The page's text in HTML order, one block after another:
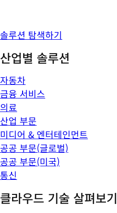
솔루션 탐색하기
산업별 솔루션
자동차
금융 서비스
의료
산업 부문
미디어 & 엔터테인먼트
공공 부문(글로벌)
공공 부문(미국)
통신
클라우드 기술 살펴보기